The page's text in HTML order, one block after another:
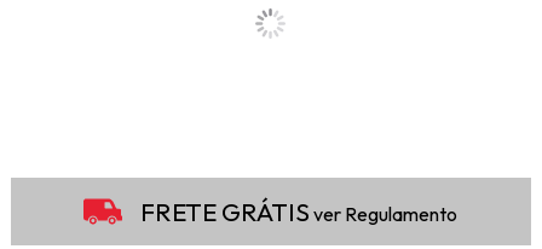
FRETE GRÁTIS ver Regulamento